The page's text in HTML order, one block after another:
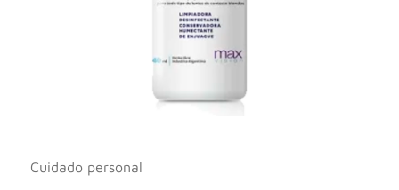
Cuidado personal